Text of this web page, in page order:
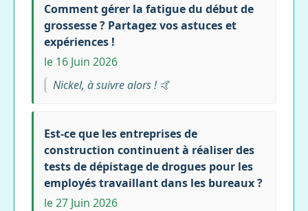
Comment gérer la fatigue du début de
grossesse ? Partagez vos astuces et
expériences !
le 16 Juin 2026
Nickel, à suivre alors ! 🤙
Est-ce que les entreprises de
construction continuent à réaliser des
tests de dépistage de drogues pour les
employés travaillant dans les bureaux ?
le 27 Juin 2026